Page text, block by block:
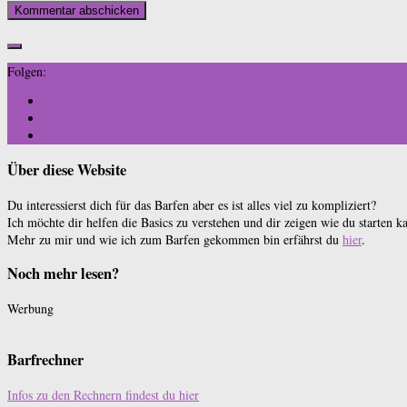
Folgen:
Über diese Website
Du interessierst dich für das Barfen aber es ist alles viel zu kompliziert?
Ich möchte dir helfen die Basics zu verstehen und dir zeigen wie du starten
Mehr zu mir und wie ich zum Barfen gekommen bin erfährst du hier.
Noch mehr lesen?
Werbung
Barfrechner
Infos zu den Rechnern findest du hier